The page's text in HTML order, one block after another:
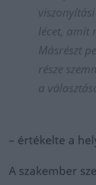
lécet, amit
Másrészt
része
a
– értékelte a
A szakember